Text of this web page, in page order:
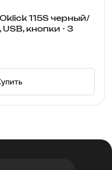
115S черный/
кнопки - 3